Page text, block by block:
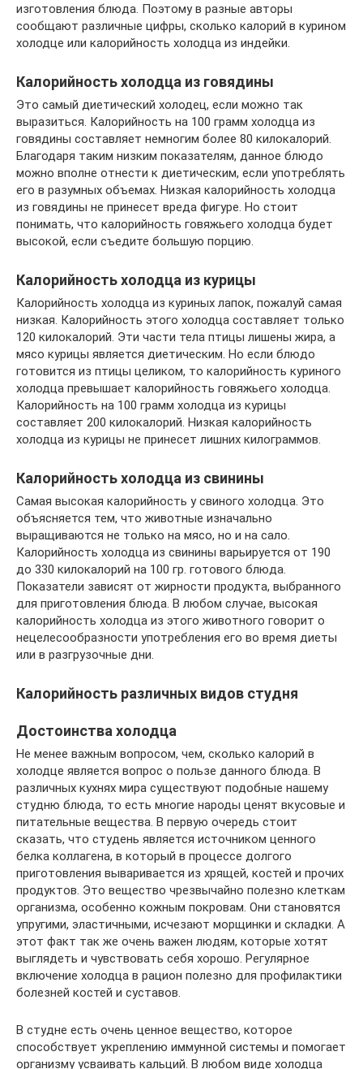
изготовления блюда. Поэтому в разные авторы
сообщают различные цифры, сколько калорий в курином
холодце или калорийность холодца из индейки.
Калорийность холодца из говядины
Это самый диетический холодец, если можно так
выразиться. Калорийность на 100 грамм холодца из
говядины составляет немногим более 80 килокалорий.
Благодаря таким низким показателям, данное блюдо
можно вполне отнести к диетическим, если употреблять
его в разумных объемах. Низкая калорийность холодца
из говядины не принесет вреда фигуре. Но стоит
понимать, что калорийность говяжьего холодца будет
высокой, если съедите большую порцию.
Калорийность холодца из курицы
Калорийность холодца из куриных лапок, пожалуй самая
низкая. Калорийность этого холодца составляет только
120 килокалорий. Эти части тела птицы лишены жира, а
мясо курицы является диетическим. Но если блюдо
готовится из птицы целиком, то калорийность куриного
холодца превышает калорийность говяжьего холодца.
Калорийность на 100 грамм холодца из курицы
составляет 200 килокалорий. Низкая калорийность
холодца из курицы не принесет лишних килограммов.
Калорийность холодца из свинины
Самая высокая калорийность у свиного холодца. Это
объясняется тем, что животные изначально
выращиваются не только на мясо, но и на сало.
Калорийность холодца из свинины варьируется от 190
до 330 килокалорий на 100 гр. готового блюда.
Показатели зависят от жирности продукта, выбранного
для приготовления блюда. В любом случае, высокая
калорийность холодца из этого животного говорит о
нецелесообразности употребления его во время диеты
или в разгрузочные дни.
Калорийность различных видов студня
Достоинства холодца
Не менее важным вопросом, чем, сколько калорий в
холодце является вопрос о пользе данного блюда. В
различных кухнях мира существуют подобные нашему
студню блюда, то есть многие народы ценят вкусовые и
питательные вещества. В первую очередь стоит
сказать, что студень является источником ценного
белка коллагена, в который в процессе долгого
приготовления вываривается из хрящей, костей и прочих
продуктов. Это вещество чрезвычайно полезно клеткам
организма, особенно кожным покровам. Они становятся
упругими, эластичными, исчезают морщинки и складки. А
этот факт так же очень важен людям, которые хотят
выглядеть и чувствовать себя хорошо. Регулярное
включение холодца в рацион полезно для профилактики
болезней костей и суставов.
В студне есть очень ценное вещество, которое
способствует укреплению иммунной системы и помогает
организму усваивать кальций. В любом виде холодца